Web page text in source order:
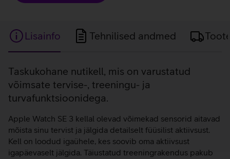
Lisainfo Tehnilised andmed
Lisainfo
Taskukohane nutikell, mis on varustatud
võimsate tervise-, treeningu- ja
turvafunktsioonidega.
Apple Watch SE 3 kellal olevad võimekad sensorid aitavad
mõista sinu tervist ja jälgida detailselt füüsilist aktiivsust.
Kell on loodud igaühele, kes soovib oma aktiivsust
igapäevaselt jälgida. Täiustatud treeningrakendus pakub